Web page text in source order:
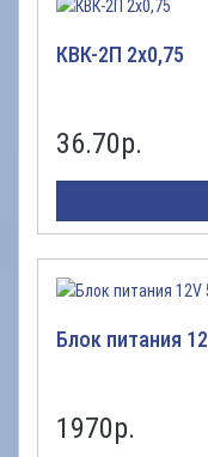
КВК-2П 2х0,75
36.70р.
Блок питания
1970р.